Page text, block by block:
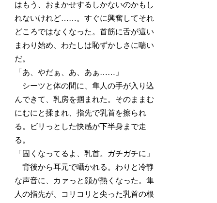
はもう、おまかせするしかないのかもし
れないけれど……。すぐに興奮してそれ
どころではなくなった。首筋に舌が這い
まわり始め、わたしは恥ずかしさに喘い
だ。
「あ、やだぁ、あ、あぁ……」
シーツと体の間に、隼人の手が入り込
んできて、乳房を掴まれた。そのままむ
にむにと揉まれ、指先で乳首を擦られ
る。ビリっとした快感が下半身まで走
る。
「固くなってるよ、乳首。ガチガチに」
背後から耳元で囁かれる。わりと冷静
な声音に、カァっと顔が熱くなった。隼
人の指先が、コリコリと尖った乳首の根